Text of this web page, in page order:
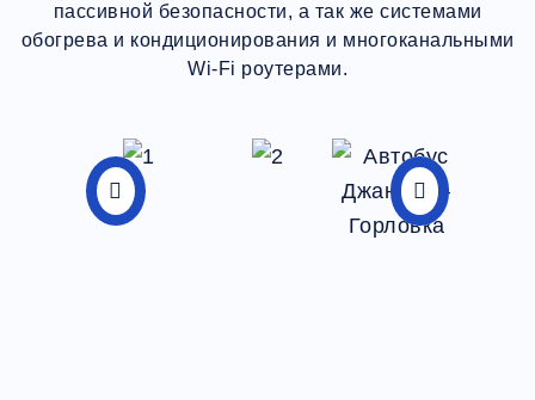
пассивной безопасности, а так же системами
обогрева и кондиционирования и многоканальными
Wi-Fi роутерами.